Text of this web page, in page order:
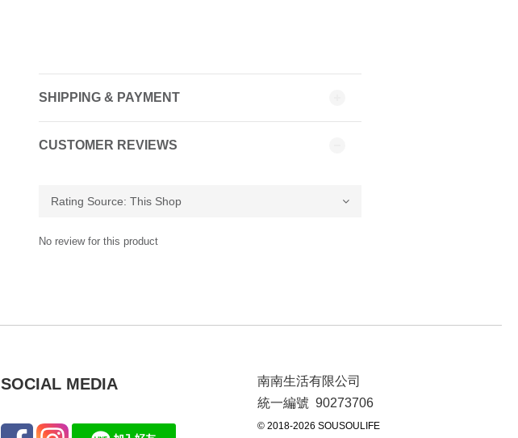
SHIPPING & PAYMENT
CUSTOMER REVIEWS
No review for this product
SOCIAL MEDIA
南南生活有限公司
統一編號 90273706
© 2018-2026 SOUSOULIFE